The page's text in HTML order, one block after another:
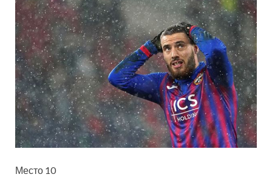
Место 10